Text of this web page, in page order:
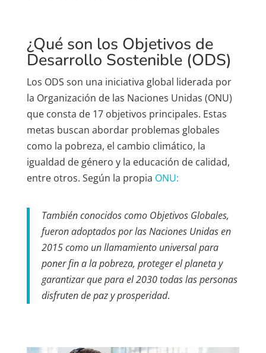
¿Qué son los Objetivos de
Desarrollo Sostenible (ODS)
Los ODS son una iniciativa global liderada por
la Organización de las Naciones Unidas (ONU)
que consta de 17 objetivos principales. Estas
metas buscan abordar problemas globales
como la pobreza, el cambio climático, la
igualdad de género y la educación de calidad,
entre otros. Según la propia ONU:
También conocidos como Objetivos Globales,
fueron adoptados por las Naciones Unidas en
2015 como un llamamiento universal para
poner fin a la pobreza, proteger el planeta y
garantizar que para el 2030 todas las personas
disfruten de paz y prosperidad.